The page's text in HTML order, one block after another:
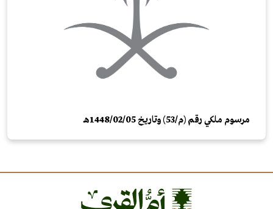
مرسوم ملكي رقم (م/53) وتاريخ 1448/02/05هـ